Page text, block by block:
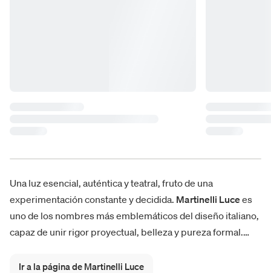
Una luz esencial, auténtica y teatral, fruto de una
experimentación constante y decidida. Martinelli Lucees
uno de los nombres más emblemáticos del diseño italiano,
capaz de unir rigor proyectual, belleza y pureza formal.
las visionarias Cobra y Serpente
Ir a la página de Martinelli Luce